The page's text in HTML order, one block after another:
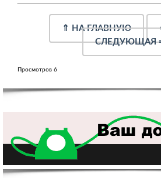
⇑ НА ГЛАВНУЮ
СЛЕДУЮЩАЯ
Просмотров 6